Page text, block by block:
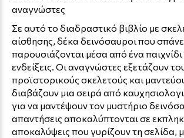
αναγνώστες
Σε αυτό το διαδραστικό βιβλίο με
αίσθησης, δέκα δεινόσαυροι που
παρουσιάζονται μέσα από ένα παιχνίδι
ενδείξεις. Οι αναγνώστες εξετάζουν
προϊστορικούς σκελετούς και
διαβάζουν μια σειρά από
για να μαντέψουν τον μυστήριο
απαντήσεις αποκαλύπτονται σε
αποκαλύψεις που γυρίζουν τη σελίδα,